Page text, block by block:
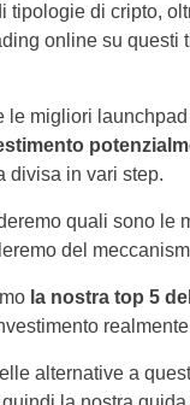
tipologie di cripto,
online su questi
le migliori
divisa in vari step.
quali sono le
del
la nostra top 5
alternative a